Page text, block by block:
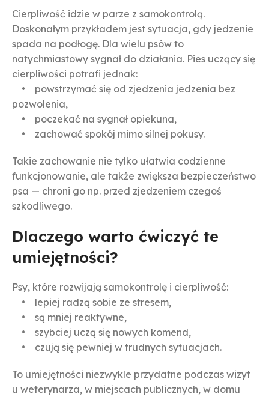
Cierpliwość idzie w parze z samokontrolą.
Doskonałym przykładem jest sytuacja, gdy jedzenie
spada na podłogę. Dla wielu psów to
natychmiastowy sygnał do działania. Pies uczący się
cierpliwości potrafi jednak:
• powstrzymać się od zjedzenia jedzenia bez
pozwolenia,
• poczekać na sygnał opiekuna,
• zachować spokój mimo silnej pokusy.
Takie zachowanie nie tylko ułatwia codzienne
funkcjonowanie, ale także zwiększa bezpieczeństwo
psa — chroni go np. przed zjedzeniem czegoś
szkodliwego.
Dlaczego warto ćwiczyć te
umiejętności?
Psy, które rozwijają samokontrolę i cierpliwość:
• lepiej radzą sobie ze stresem,
• są mniej reaktywne,
• szybciej uczą się nowych komend,
• czują się pewniej w trudnych sytuacjach.
To umiejętności niezwykle przydatne podczas wizyt
u weterynarza, w miejscach publicznych, w domu